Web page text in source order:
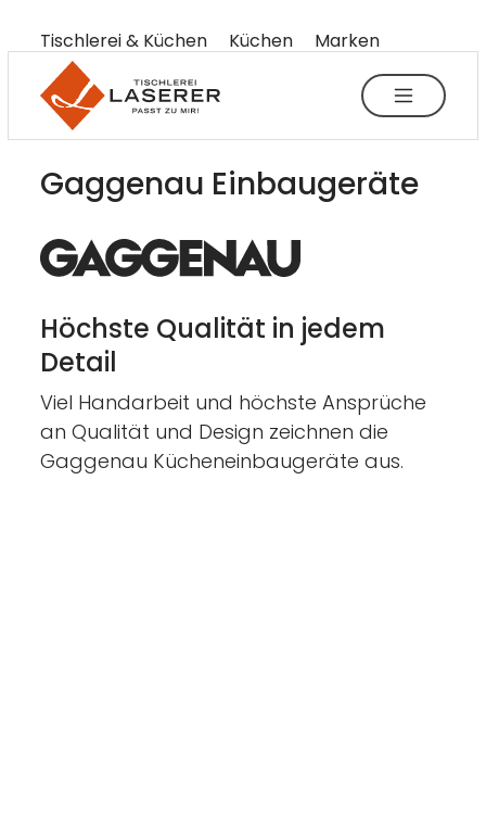
----
----
Zum Haupt-Inhalt springen
Zur Menü-Navigation springen
Zum Footer springen
Tischlerei & Küchen Küchen
Marken
Gaggenau
Gaggenau Einbaugeräte
Höchste Qualität in jedem
Detail
Viel Handarbeit und höchste Ansprüche
an Qualität und Design zeichnen die
Gaggenau Kücheneinbaugeräte aus.